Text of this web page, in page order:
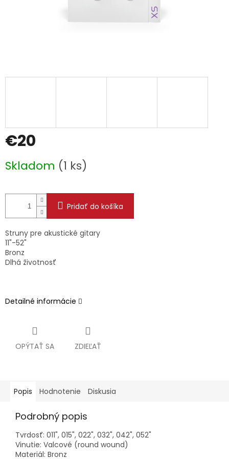
€20
cena:
Skladom (1 ks)
Pridať do košíka
Struny pre akustické gitary
11"-52"
Bronz
Dlhá životnosť
Detailné informácie
OPÝTAŤ SA ZDIEĽAŤ
Popis Hodnotenie Diskusia
Podrobný popis
Tvrdosť: 011", 015", 022", 032", 042", 052"
Vinutie: Valcové (round wound)
Materiál: Bronz